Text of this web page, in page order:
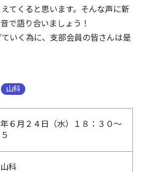
てくると思います。そんな声に新
で語り合いましょう！
いく為に、支部会員の皆さんは是
山科
年６月２４日（水）１８：３０～
科